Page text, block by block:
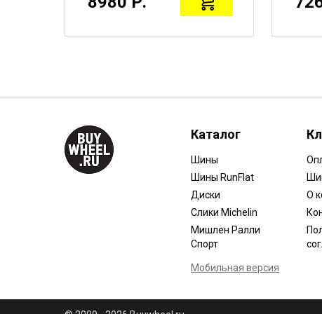
Каталог
Шины
Шины RunFlat
Диски
Слики Michelin
Мишлен Ралли
Спорт
Мобильная версия
О